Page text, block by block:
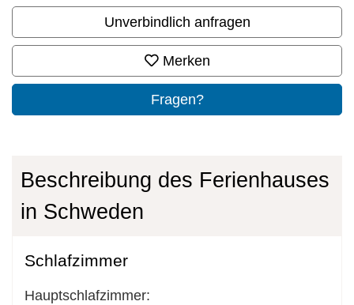
Unverbindlich anfragen
Merken
Fragen?
Beschreibung des Ferienhauses
in Schweden
Schlafzimmer
Hauptschlafzimmer: